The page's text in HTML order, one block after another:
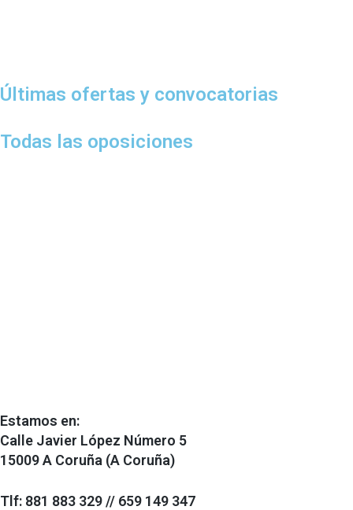
Últimas ofertas y convocatorias
Todas las oposiciones
Estamos en:
Calle Javier López Número 5
15009 A Coruña (A Coruña)
Tlf: 881 883 329 // 659 149 347